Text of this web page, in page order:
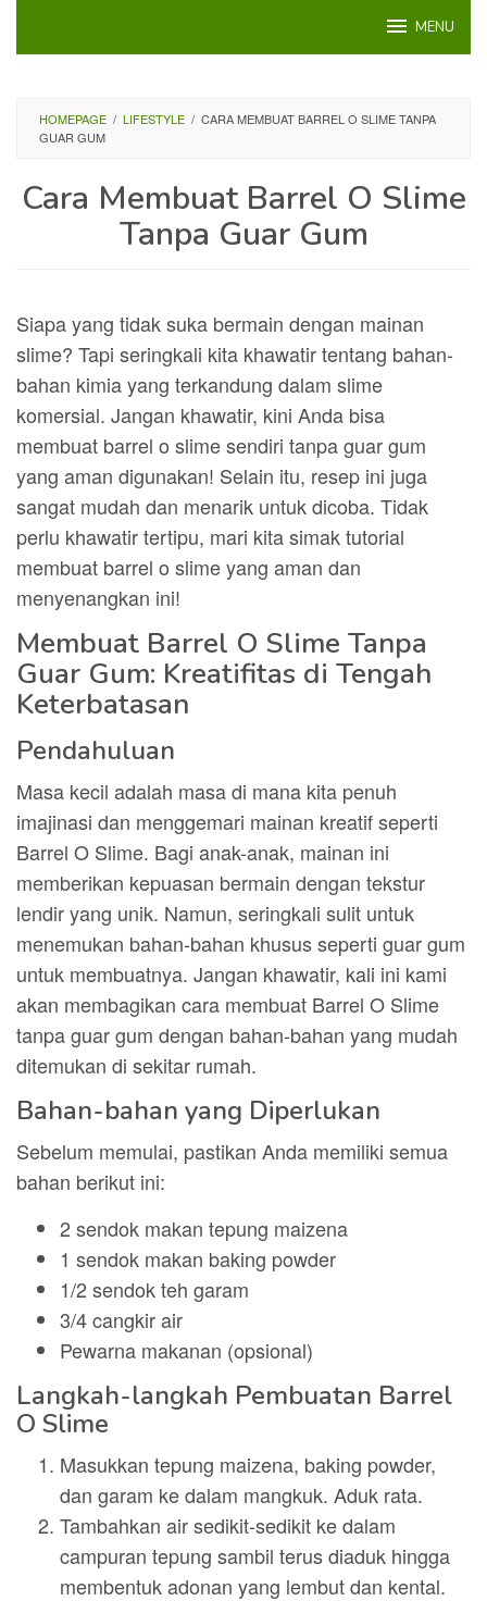
MENU
HOMEPAGE / LIFESTYLE / CARA MEMBUAT BARREL O SLIME TANPA
GUAR GUM
Cara Membuat Barrel O Slime
Tanpa Guar Gum
Siapa yang tidak suka bermain dengan mainan
slime? Tapi seringkali kita khawatir tentang bahan-
bahan kimia yang terkandung dalam slime
komersial. Jangan khawatir, kini Anda bisa
membuat barrel o slime sendiri tanpa guar gum
yang aman digunakan! Selain itu, resep ini juga
sangat mudah dan menarik untuk dicoba. Tidak
perlu khawatir tertipu, mari kita simak tutorial
membuat barrel o slime yang aman dan
menyenangkan ini!
Membuat Barrel O Slime Tanpa
Guar Gum: Kreatifitas di Tengah
Keterbatasan
Pendahuluan
Masa kecil adalah masa di mana kita penuh
imajinasi dan menggemari mainan kreatif seperti
Barrel O Slime. Bagi anak-anak, mainan ini
memberikan kepuasan bermain dengan tekstur
lendir yang unik. Namun, seringkali sulit untuk
menemukan bahan-bahan khusus seperti guar gum
untuk membuatnya. Jangan khawatir, kali ini kami
akan membagikan cara membuat Barrel O Slime
tanpa guar gum dengan bahan-bahan yang mudah
ditemukan di sekitar rumah.
Bahan-bahan yang Diperlukan
Sebelum memulai, pastikan Anda memiliki semua
bahan berikut ini:
2 sendok makan tepung maizena
1 sendok makan baking powder
1/2 sendok teh garam
3/4 cangkir air
Pewarna makanan (opsional)
Langkah-langkah Pembuatan Barrel
O Slime
Masukkan tepung maizena, baking powder,
dan garam ke dalam mangkuk. Aduk rata.
Tambahkan air sedikit-sedikit ke dalam
campuran tepung sambil terus diaduk hingga
membentuk adonan yang lembut dan kental.